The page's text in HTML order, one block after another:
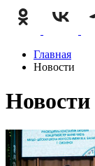
Главная
Новости
Новости